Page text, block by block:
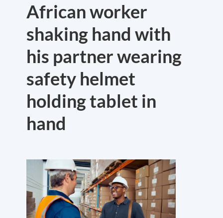
African worker
shaking hand with
his partner wearing
safety helmet
holding tablet in
hand